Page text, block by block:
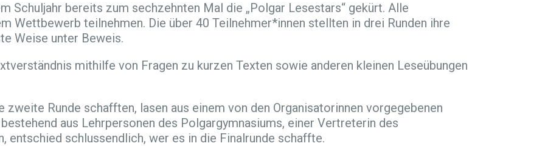
Schuljahr bereits zum sechzehnten Mal die „Polgar Lesestars“ gekürt. Alle
Wettbewerb teilnehmen. Die über 40 Teilnehmer*innen stellten in drei Runden ihre
Weise unter Beweis.
mithilfe von Fragen zu kurzen Texten sowie anderen kleinen Leseübungen
zweite Runde schafften, lasen aus einem von den Organisatorinnen vorgegebenen
aus Lehrpersonen des Polgargymnasiums, einer Vertreterin des
entschied schlussendlich, wer es in die Finalrunde schaffte.